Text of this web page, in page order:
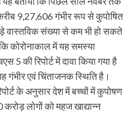
9,27,606 गंभीर रूप से कुपोषित
वास्तविक संख्या से कम भी हो सकते
कोरोनाकाल में यह समस्या
की रिपोर्ट में दावा किया गया है
गंभीर एवं चिंताजनक स्थिति है।
के अनुसार देश में बच्‍चों में कुपोषण
लोगों को महज खाद्यान्न